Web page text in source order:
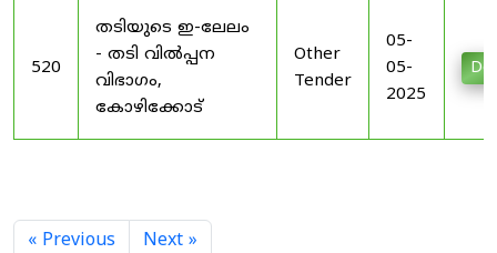
520
തടിയുടെ ഇ-ലേലം
- തടി വിൽപ്പന
വിഭാഗം,
കോഴിക്കോട്
Other
Tender
05-
05-
2025
« Previous Next »